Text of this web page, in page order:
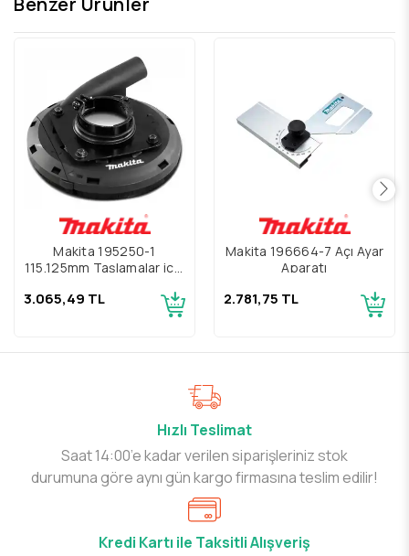
Makita 195250-1
115,125mm Taşlamalar için
3.065,49 TL
Makita 196664-7 Açı Ayar
Aparatı
2.781,75 TL
Hızlı Teslimat
Saat 14:00’e kadar verilen siparişleriniz stok
durumuna göre aynı gün kargo firmasına teslim edilir!
Kredi Kartı ile Taksitli Alışveriş